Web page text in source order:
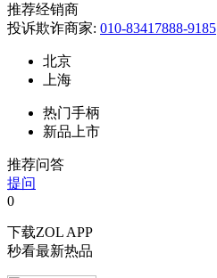
推荐经销商
投诉欺诈商家: 010-83417888-9185
北京
上海
热门手柄
新品上市
推荐问答
提问
0
下载ZOL APP
秒看最新热品